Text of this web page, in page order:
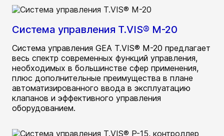
Система управления T.VIS® M-20
Система управления GEA T.VIS® M-20 предлагает
весь спектр современных функций управления,
необходимых в большинстве сфер применения,
плюс дополнительные преимущества в плане
автоматизированного ввода в эксплуатацию
клапанов и эффективного управления
оборудованием.